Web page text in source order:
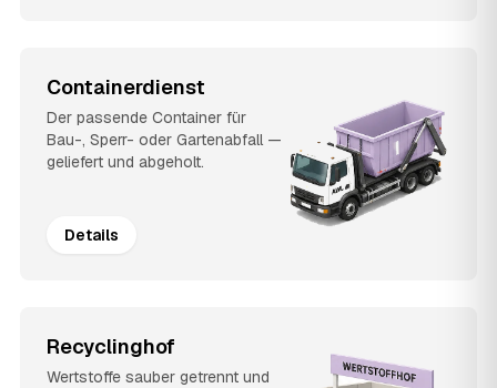
Containerdienst
Der passende Container für
Bau-, Sperr- oder Gartenabfall —
geliefert und abgeholt.
Details
Recyclinghof
Wertstoffe sauber getrennt und